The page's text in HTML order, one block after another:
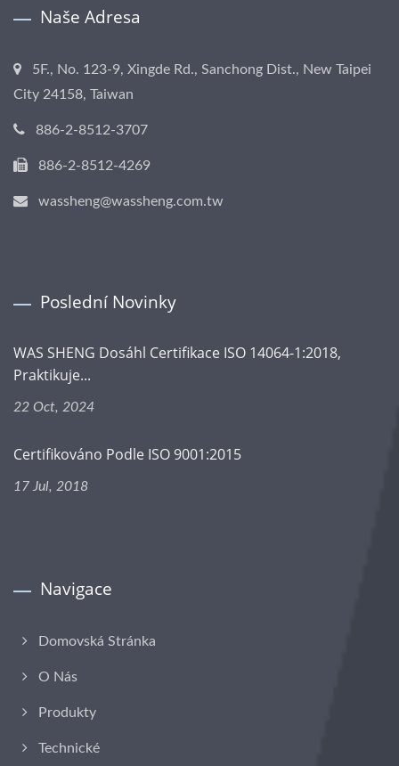
Naše Adresa
5F., No. 123-9, Xingde Rd., Sanchong Dist., New Taipei
City 24158, Taiwan
886-2-8512-3707
886-2-8512-4269
wassheng@wassheng.com.tw
Poslední Novinky
WAS SHENG Dosáhl Certifikace ISO 14064-1:2018,
Praktikuje...
22 Oct, 2024
Certifikováno Podle ISO 9001:2015
17 Jul, 2018
Navigace
Domovská Stránka
O Nás
Produkty
Technické